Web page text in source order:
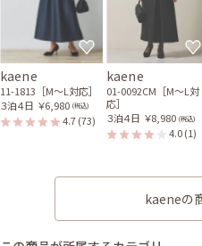
kaene
11-1813［M〜L対応］
３泊４日 ￥6,980 (税込)
4.7(73)
kaene
01-0092CM［M〜L対
応］
３泊４日 ￥8,980 (税込)
4.0(1)
kaeneの